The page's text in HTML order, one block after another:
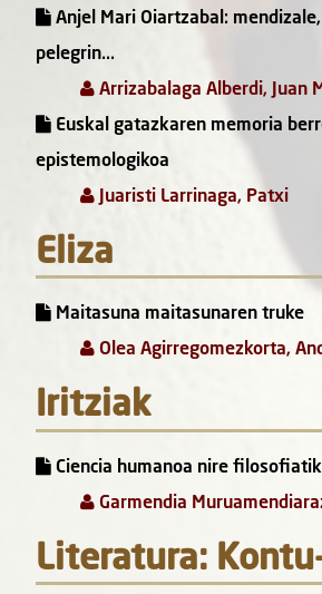
Anjel Mari Oiartzabal:
pelegrin...
Arrizabalaga Alberdi, Juan
Euskal gatazkaren memoria
epistemologikoa
Juaristi Larrinaga, Patxi
Eliza
Maitasuna maitasunaren truke
Olea Agirregomezkorta,
Iritziak
Ciencia humanoa nire filosofiatik
Garmendia
Literatura: